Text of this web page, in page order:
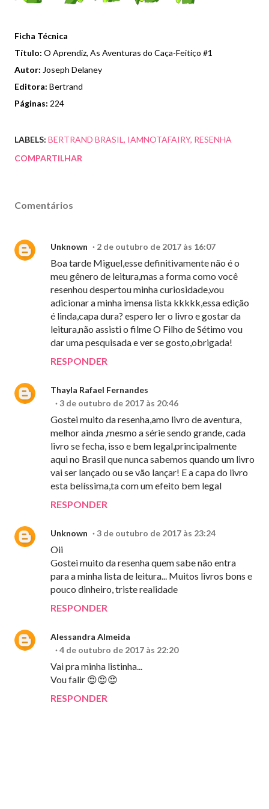
Ficha Técnica
Título: O Aprendiz, As Aventuras do Caça-Feitiço #1
Autor: Joseph Delaney
Editora: Bertrand
Páginas: 224
LABELS: BERTRAND BRASIL IAMNOTAFAIRY RESENHA
COMPARTILHAR
Comentários
Unknown 2 de outubro de 2017 às 16:07
Boa tarde Miguel,esse definitivamente não é o
meu gênero de leitura,mas a forma como você
resenhou despertou minha curiosidade,vou
adicionar a minha imensa lista kkkkk,essa edição
é linda,capa dura? espero ler o livro e gostar da
leitura,não assisti o filme O Filho de Sétimo vou
dar uma pesquisada e ver se gosto,obrigada!
RESPONDER
Thayla Rafael Fernandes
3 de outubro de 2017 às 20:46
Gostei muito da resenha,amo livro de aventura,
melhor ainda ,mesmo a série sendo grande, cada
livro se fecha, isso e bem legal,principalmente
aqui no Brasil que nunca sabemos quando um livro
vai ser lançado ou se vão lançar! E a capa do livro
esta belíssima,ta com um efeito bem legal
RESPONDER
Unknown 3 de outubro de 2017 às 23:24
Oii
Gostei muito da resenha quem sabe não entra
para a minha lista de leitura... Muitos livros bons e
pouco dinheiro, triste realidade
RESPONDER
Alessandra Almeida
4 de outubro de 2017 às 22:20
Vai pra minha listinha...
Vou falir 😍😍😍
RESPONDER